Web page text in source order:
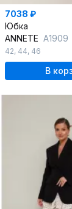
7038 ₽
Юбка
ANNETE A1909
42, 44, 46
В